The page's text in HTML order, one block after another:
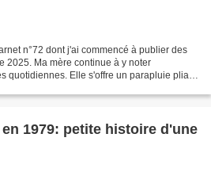
n°72 dont j'ai commencé à publier des
2025. Ma mère continue à y noter
quotidiennes. Elle s'offre un parapluie pliant
1979: petite histoire d'une